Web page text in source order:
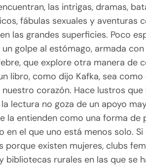
las intrigas, dramas,
fábulas sexuales y aventuras
las grandes superficies. Poco
golpe al estómago, armada con
que explore otra manera de
libro, como dijo Kafka, sea
corazón. Hace lustros
la lectura no goza de un apoyo
la entienden como una forma de
en el que uno está menos solo.
porque existen mujeres, clubs
bibliotecas rurales en las que se